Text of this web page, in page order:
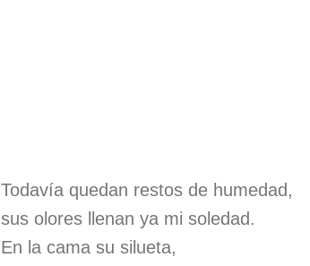
Todavía quedan restos de humedad,
sus olores llenan ya mi soledad.
En la cama su silueta,